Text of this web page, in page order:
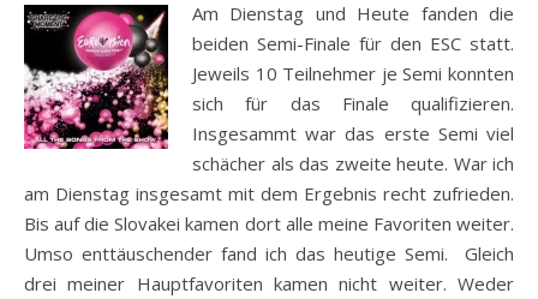
Am Dienstag und Heute fanden die
beiden Semi-Finale für den ESC statt.
Jeweils 10 Teilnehmer je Semi konnten
sich für das Finale qualifizieren.
Insgesammt war das erste Semi viel
schächer als das zweite heute. War ich
am Dienstag insgesamt mit dem Ergebnis recht zufrieden.
Bis auf die Slovakei kamen dort alle meine Favoriten weiter.
Umso enttäuschender fand ich das heutige Semi. Gleich
drei meiner Hauptfavoriten kamen nicht weiter. Weder